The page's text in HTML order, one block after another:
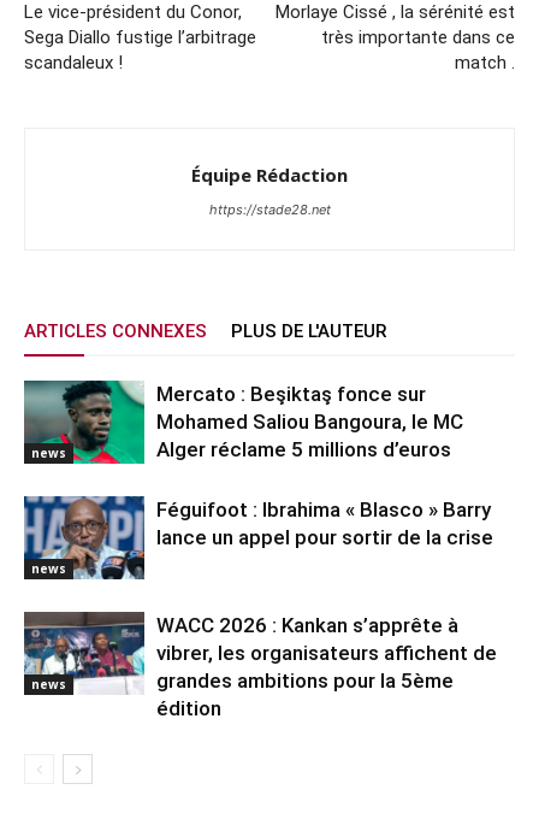
Le vice-président du Conor,
Sega Diallo fustige l’arbitrage
scandaleux !
Morlaye Cissé , la sérénité est
très importante dans ce
match .
Équipe Rédaction
https://stade28.net
ARTICLES CONNEXES PLUS DE L'AUTEUR
news
Mercato : Beşiktaş fonce sur
Mohamed Saliou Bangoura, le MC
Alger réclame 5 millions d’euros
news
Féguifoot : Ibrahima « Blasco » Barry
lance un appel pour sortir de la crise
news
WACC 2026 : Kankan s’apprête à
vibrer, les organisateurs affichent de
grandes ambitions pour la 5ème
édition